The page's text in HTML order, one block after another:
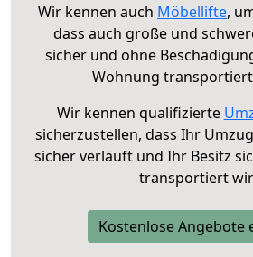
Wir kennen auch Möbellifte,
dass auch große und
sicher und ohne
Wohnung
Wir kennen qualifizierte
sicherzustellen, dass Ihr
sicher verläuft und Ihr Besitz
transportiert
Kostenlose Angebote